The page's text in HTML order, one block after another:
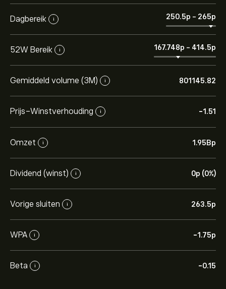
Dagbereik i 250.5‎p‎ - 265‎p‎
52W Bereik i 167.748‎p‎ - 414.5‎p‎
Gemiddeld volume (3M) i 801145.82
Prijs-Winstverhouding i -1.51
Omzet i 1.95B‎p‎
Dividend (winst) i 0‎p‎ (0%)
Vorige sluiten i 263.5‎p‎
WPA i -1.75‎p‎
Beta i -0.15